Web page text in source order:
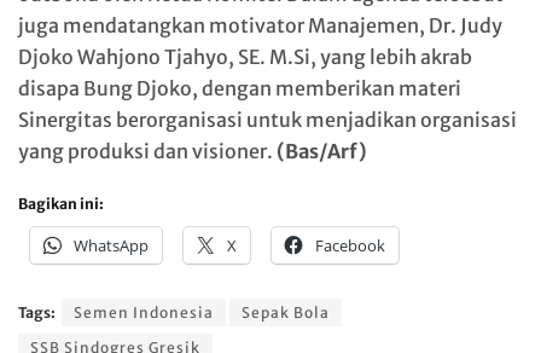
juga mendatangkan motivator Manajemen, Dr. Judy
Djoko Wahjono Tjahyo, SE. M.Si, yang lebih akrab
disapa Bung Djoko, dengan memberikan materi
Sinergitas berorganisasi untuk menjadikan organisasi
yang produksi dan visioner. (Bas/Arf)
Bagikan ini:
WhatsApp X Facebook
Tags: Semen Indonesia
Sepak Bola
SSB Sindogres Gresik